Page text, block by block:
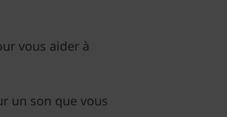
vous aider à
un son que vous